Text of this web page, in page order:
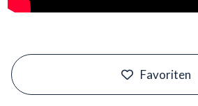
Favoriten